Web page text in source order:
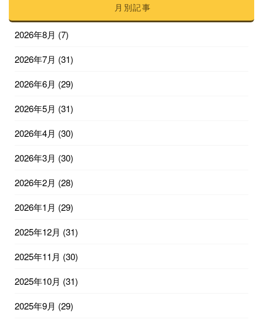
月別記事
2026年8月 (7)
2026年7月 (31)
2026年6月 (29)
2026年5月 (31)
2026年4月 (30)
2026年3月 (30)
2026年2月 (28)
2026年1月 (29)
2025年12月 (31)
2025年11月 (30)
2025年10月 (31)
2025年9月 (29)